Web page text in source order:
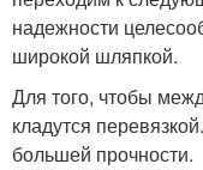
надежности
широкой шляпкой.
Для того, чтобы
кладутся
большей прочности.